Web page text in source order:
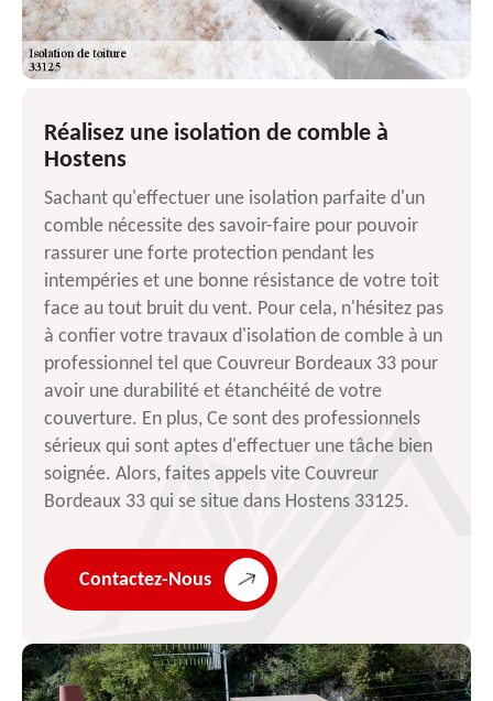
Réalisez une isolation de comble à
Hostens
Sachant qu'effectuer une isolation parfaite d'un
comble nécessite des savoir-faire pour pouvoir
rassurer une forte protection pendant les
intempéries et une bonne résistance de votre toit
face au tout bruit du vent. Pour cela, n'hésitez pas
à confier votre travaux d'isolation de comble à un
professionnel tel que Couvreur Bordeaux 33 pour
avoir une durabilité et étanchéité de votre
couverture. En plus, Ce sont des professionnels
sérieux qui sont aptes d'effectuer une tâche bien
soignée. Alors, faites appels vite Couvreur
Bordeaux 33 qui se situe dans Hostens 33125.
Contactez-Nous